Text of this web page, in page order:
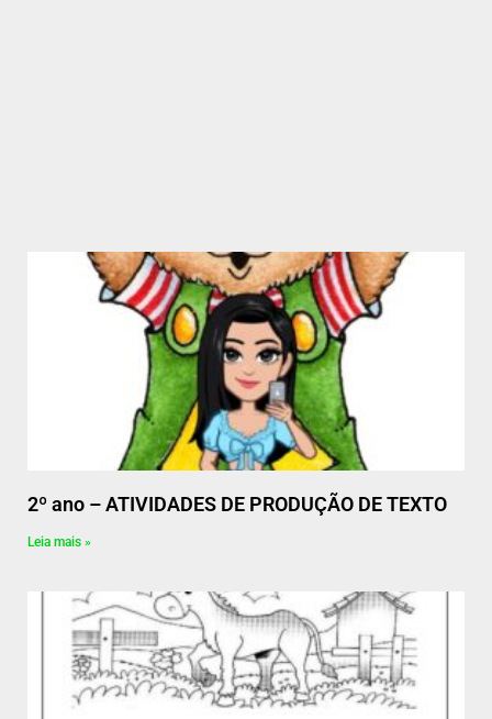
2º ano – ATIVIDADES DE PRODUÇÃO DE TEXTO
Leia mais »